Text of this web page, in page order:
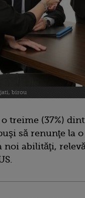
birou
o treime (37%)
să renunţe la
noi abilităţi,